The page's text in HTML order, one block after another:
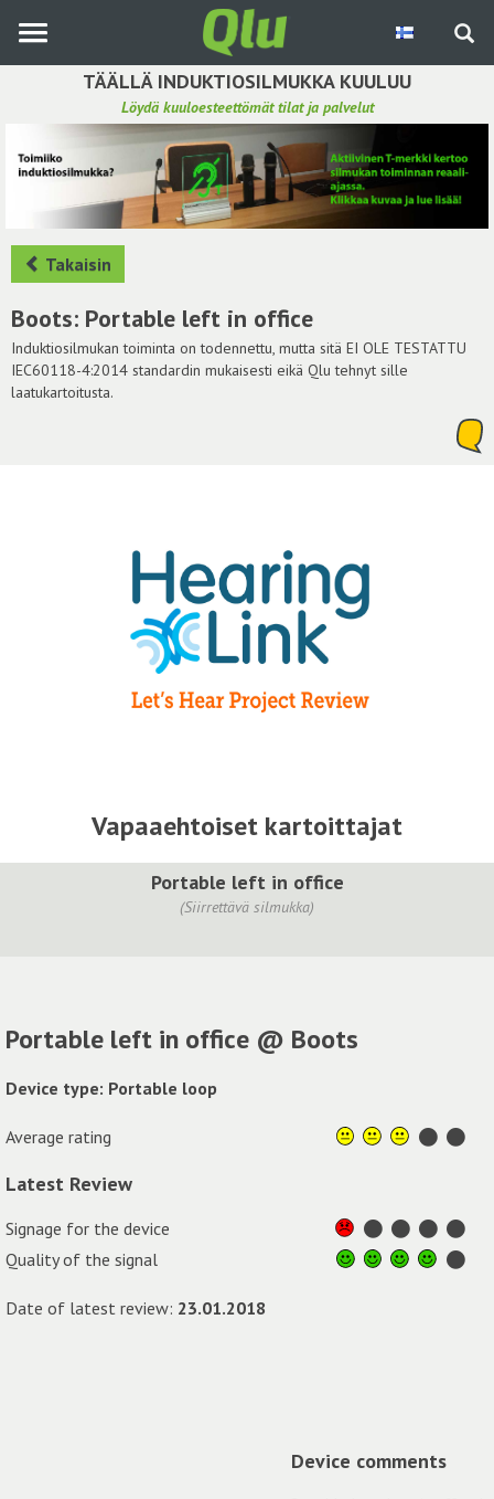
pääsisältöön
TÄÄLLÄ INDUKTIOSILMUKKA KUULUU
Löydä kuuloesteettömät tilat ja palvelut
Etsi induktiosilmukka
Tee ehdotus ja vaikuta kuulemiskokemukseen
Hae ehdotuksia
Käyttöohje
Yhteydenottopyyntö
Kirjaudu sisään
Takaisin
Boots: Portable left in office
Induktiosilmukan toiminta on todennettu, mutta sitä EI OLE TESTATTU
IEC60118-4:2014 standardin mukaisesti eikä Qlu tehnyt sille
laatukartoitusta.
Vapaaehtoiset kartoittajat
Portable left in office
(Siirrettävä silmukka)
Portable left in office @ Boots
Device type: Portable loop
Average rating
Latest Review
Signage for the device
Quality of the signal
Date of latest review: 23.01.2018
Device comments